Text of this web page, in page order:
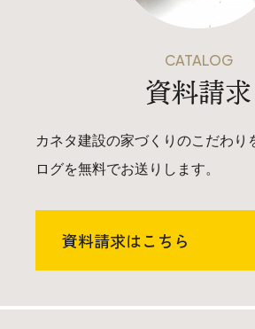
CATALOG
資料請求
カネタ建設の家づくりのこだわり
ログを無料でお送りします。
資料請求はこちら